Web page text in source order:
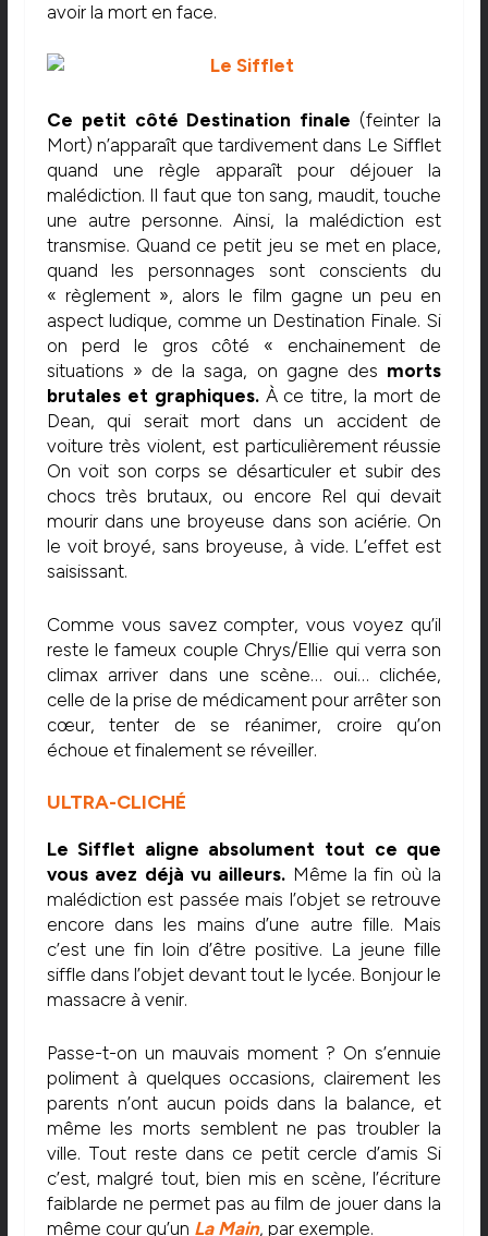
avoir la mort en face.
Ce petit côté Destination finale (feinter la
Mort) n’apparaît que tardivement dans Le Sifflet
quand une règle apparaît pour déjouer la
malédiction. Il faut que ton sang, maudit, touche
une autre personne. Ainsi, la malédiction est
transmise. Quand ce petit jeu se met en place,
quand les personnages sont conscients du
« règlement », alors le film gagne un peu en
aspect ludique, comme un Destination Finale. Si
on perd le gros côté « enchainement de
situations » de la saga, on gagne des morts
brutales et graphiques.À ce titre, la mort de
Dean, qui serait mort dans un accident de
voiture très violent, est particulièrement réussie
On voit son corps se désarticuler et subir des
chocs très brutaux, ou encore Rel qui devait
mourir dans une broyeuse dans son aciérie. On
le voit broyé, sans broyeuse, à vide. L’effet est
saisissant.
Comme vous savez compter, vous voyez qu’il
reste le fameux couple Chrys/Ellie qui verra son
climax arriver dans une scène… oui… clichée,
celle de la prise de médicament pour arrêter son
cœur, tenter de se réanimer, croire qu’on
échoue et finalement se réveiller.
ULTRA-CLICHÉ
Le Sifflet aligne absolument tout ce que
vous avez déjà vu ailleurs. Même la fin où la
malédiction est passée mais l’objet se retrouve
encore dans les mains d’une autre fille. Mais
c’est une fin loin d’être positive. La jeune fille
siffle dans l’objet devant tout le lycée. Bonjour le
massacre à venir.
Passe-t-on un mauvais moment ? On s’ennuie
poliment à quelques occasions, clairement les
parents n’ont aucun poids dans la balance, et
même les morts semblent ne pas troubler la
ville. Tout reste dans ce petit cercle d’amis Si
c’est, malgré tout, bien mis en scène, l’écriture
faiblarde ne permet pas au film de jouer dans la
même cour qu’un La Main, par exemple.